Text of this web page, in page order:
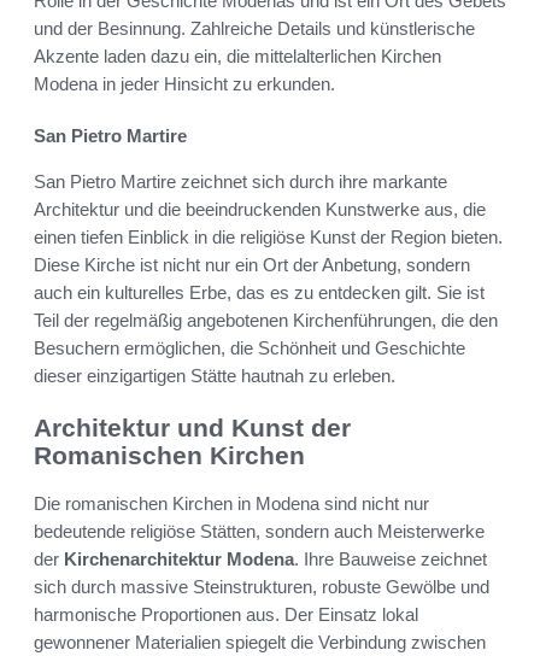
und der Besinnung. Zahlreiche Details und künstlerische
Akzente laden dazu ein, die mittelalterlichen Kirchen
Modena in jeder Hinsicht zu erkunden.
San Pietro Martire
San Pietro Martire zeichnet sich durch ihre markante
Architektur und die beeindruckenden Kunstwerke aus, die
einen tiefen Einblick in die religiöse Kunst der Region bieten.
Diese Kirche ist nicht nur ein Ort der Anbetung, sondern
auch ein kulturelles Erbe, das es zu entdecken gilt. Sie ist
Teil der regelmäßig angebotenen Kirchenführungen, die den
Besuchern ermöglichen, die Schönheit und Geschichte
dieser einzigartigen Stätte hautnah zu erleben.
Architektur und Kunst der
Romanischen Kirchen
Die romanischen Kirchen in Modena sind nicht nur
bedeutende religiöse Stätten, sondern auch Meisterwerke
der Kirchenarchitektur Modena. Ihre Bauweise zeichnet
sich durch massive Steinstrukturen, robuste Gewölbe und
harmonische Proportionen aus. Der Einsatz lokal
gewonnener Materialien spiegelt die Verbindung zwischen